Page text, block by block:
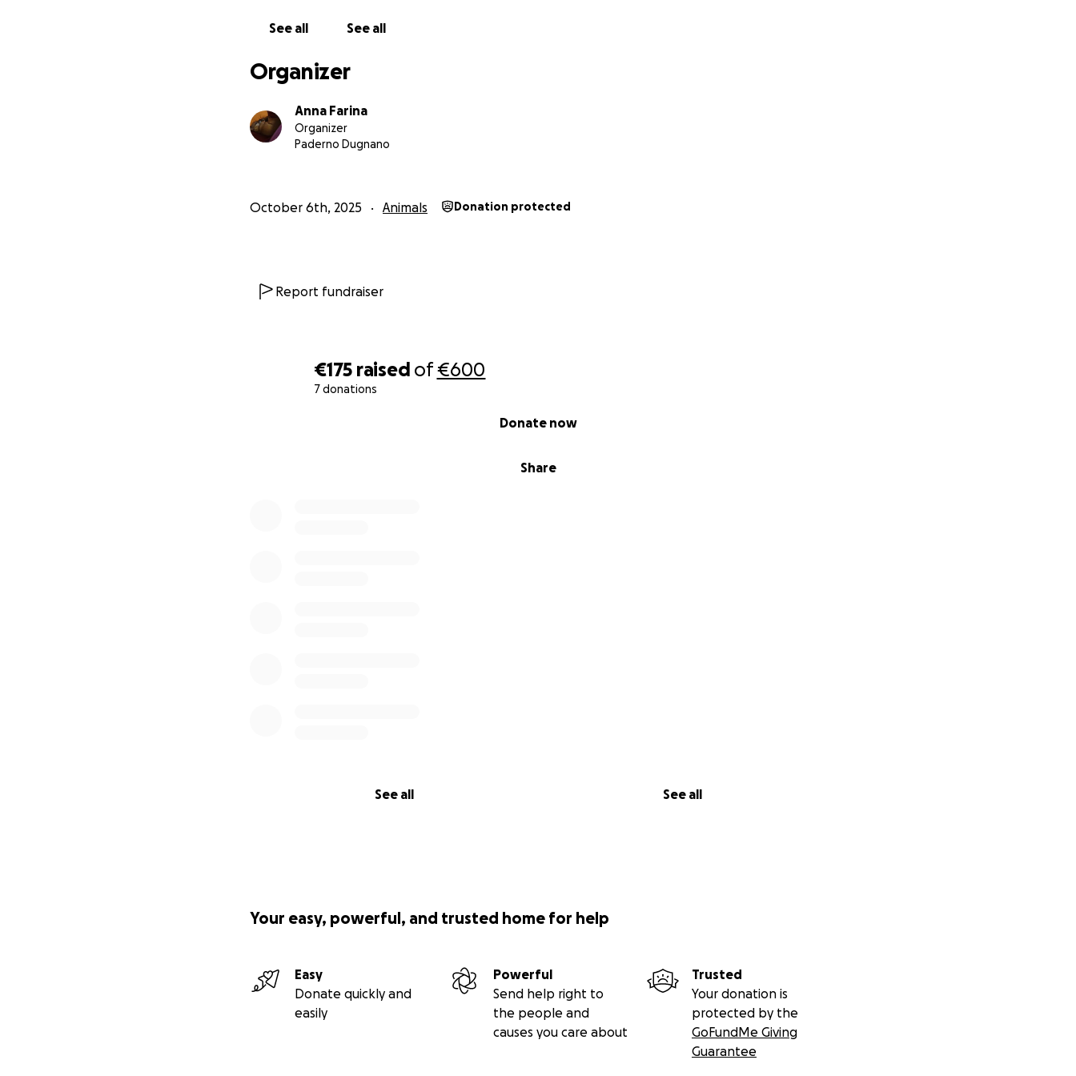
€175 raised of€600
7 donations
Share
Donate now
See all See all
See all See all
Organizer
Anna Farina
Organizer
Paderno Dugnano
October 6th, 2025 Animals Donation protected
Report fundraiser
Your easy, powerful, and trusted home for help
Easy
Donate quickly and
easily
Powerful
Send help right to
the people and
causes you care about
Trusted
Your donation is
protected by the
GoFundMe Giving
Guarantee